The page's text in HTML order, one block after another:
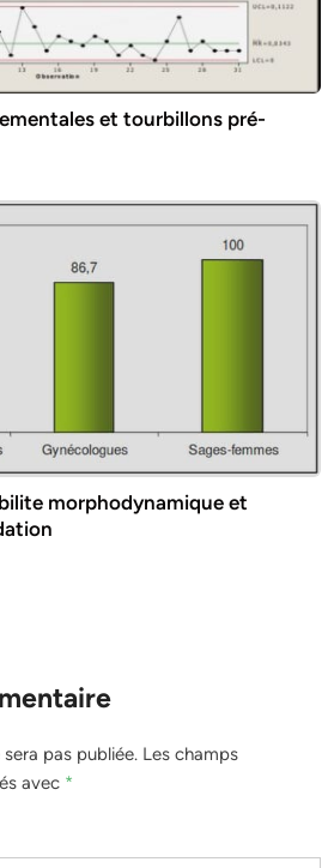
et tourbillons pré-
morphodynamique et
pas publiée. Les champs
avec *